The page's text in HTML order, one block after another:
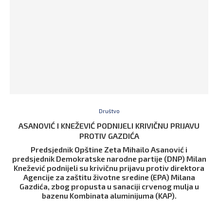
Društvo
ASANOVIĆ I KNEŽEVIĆ PODNIJELI KRIVIČNU PRIJAVU
PROTIV GAZDIĆA
Predsjednik Opštine Zeta Mihailo Asanović i
predsjednik Demokratske narodne partije (DNP) Milan
Knežević podnijeli su krivičnu prijavu protiv direktora
Agencije za zaštitu životne sredine (EPA) Milana
Gazdića, zbog propusta u sanaciji crvenog mulja u
bazenu Kombinata aluminijuma (KAP).